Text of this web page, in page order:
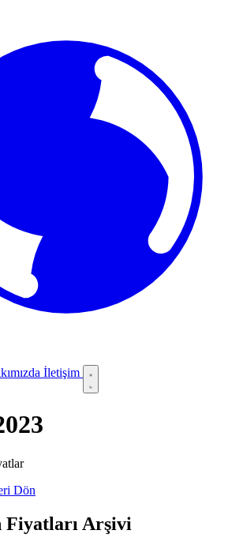
İletişim
Dön
Fiyatları Arşivi